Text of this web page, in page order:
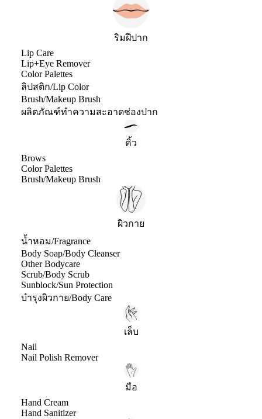
ริมฝีปาก
Lip Care
Lip+Eye Remover
Color Palettes
ลิปสติก/Lip Color
Brush/Makeup Brush
ผลิตภัณฑ์ทำความสะอาดช่องปาก
คิ้ว
Brows
Color Palettes
Brush/Makeup Brush
ผิวกาย
น้ำหอม/Fragrance
Body Soap/Body Cleanser
Other Bodycare
Scrub/Body Scrub
Sunblock/Sun Protection
บำรุงผิวกาย/Body Care
เล็บ
Nail
Nail Polish Remover
มือ
Hand Cream
Hand Sanitizer